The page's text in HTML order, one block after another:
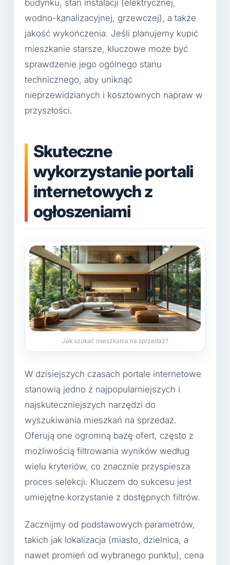
budynku, stan instalacji (elektrycznej,
wodno-kanalizacyjnej, grzewczej), a także
jakość wykończenia. Jeśli planujemy kupić
mieszkanie starsze, kluczowe może być
sprawdzenie jego ogólnego stanu
technicznego, aby uniknąć
nieprzewidzianych i kosztownych napraw w
przyszłości.
Skuteczne
wykorzystanie portali
internetowych z
ogłoszeniami
Jak szukać mieszkania na sprzedaż?
W dzisiejszych czasach portale internetowe
stanowią jedno z najpopularniejszych i
najskuteczniejszych narzędzi do
wyszukiwania mieszkań na sprzedaż.
Oferują one ogromną bazę ofert, często z
możliwością filtrowania wyników według
wielu kryteriów, co znacznie przyspiesza
proces selekcji. Kluczem do sukcesu jest
umiejętne korzystanie z dostępnych filtrów.
Zacznijmy od podstawowych parametrów,
takich jak lokalizacja (miasto, dzielnica, a
nawet promień od wybranego punktu), cena